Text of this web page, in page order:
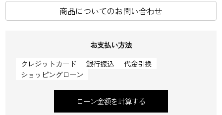
商品についてのお問い合わせ
お支払い方法
クレジットカード
銀行振込
代金引換
ショッピングローン
ローン金額を計算する